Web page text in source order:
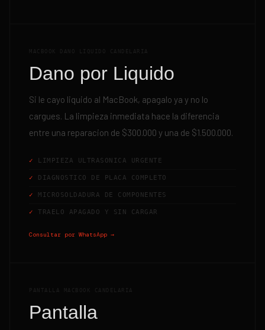
MACBOOK DANO LIQUIDO CANDELARIA
Dano por Liquido
Si le cayo liquido al MacBook, apagalo ya y no lo
cargues. La limpieza inmediata hace la diferencia
entre una reparacion de $300.000 y una de $1.500.000.
LIMPIEZA ULTRASONICA URGENTE
DIAGNOSTICO DE PLACA COMPLETO
MICROSOLDADURA DE COMPONENTES
TRAELO APAGADO Y SIN CARGAR
Consultar por WhatsApp →
PANTALLA MACBOOK CANDELARIA
Pantalla